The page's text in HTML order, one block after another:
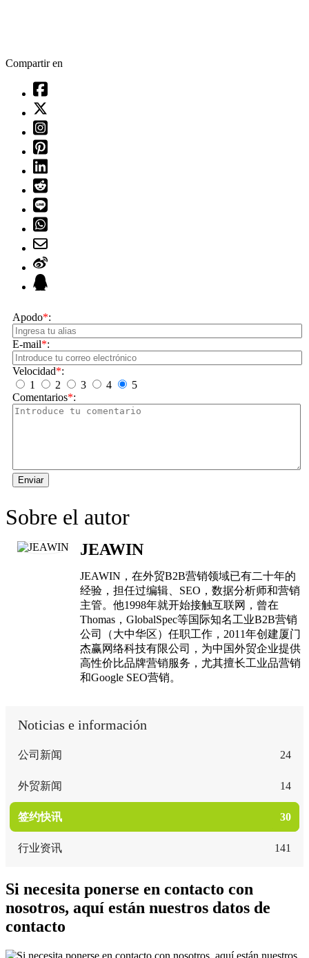
Compartir en
Apodo*:
E-mail*:
Velocidad*:
1
2 3 4
5
Comentarios*:
Enviar
Sobre el autor
JEAWIN
JEAWIN，在外贸B2B营销领域已有二十年的
经验，担任过编辑、SEO，数据分析师和营销
主管。他1998年就开始接触互联网，曾在
Thomas，GlobalSpec等国际知名工业B2B营销
公司（大中华区）任职工作，2011年创建厦门
杰赢网络科技有限公司，为中国外贸企业提供
高性价比品牌营销服务，尤其擅长工业品营销
和Google SEO营销。
Noticias e información
公司新闻 24
外贸新闻 14
签约快讯 30
行业资讯 141
Si necesita ponerse en contacto con
nosotros, aquí están nuestros datos de
contacto